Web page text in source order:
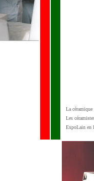
La
Les
ExpoLain en